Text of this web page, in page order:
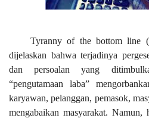
Tyranny of the bottom line
dijelaskan bahwa terjadinya
dan persoalan yang
“pengutamaan laba”
karyawan, pelanggan, pemasok,
mengabaikan masyarakat.